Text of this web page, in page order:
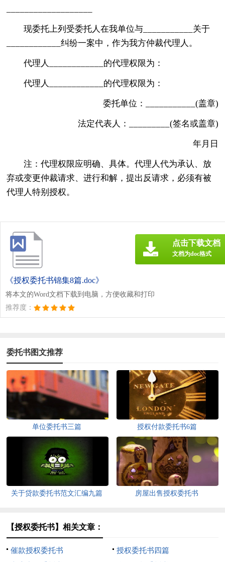
现委托上列受委托人在我单位与___________关于
____________纠纷一案中，作为我方仲裁代理人。
代理人____________的代理权限为：
代理人____________的代理权限为：
委托单位：___________(盖章)
法定代表人：_________(签名或盖章)
年月日
注：代理权限应明确、具体。代理人代为承认、放
弃或变更仲裁请求、进行和解，提出反请求，必须有被
代理人特别授权。
《授权委托书锦集8篇.doc》
将本文的Word文档下载到电脑，方便收藏和打印
推荐度：
点击下载文档
文档为doc格式
委托书图文推荐
单位委托书三篇 授权付款委托书6篇
关于贷款委托书范文汇编九篇 房屋出售授权委托书
【授权委托书】相关文章：
催款授权委托书
授权委托书四篇